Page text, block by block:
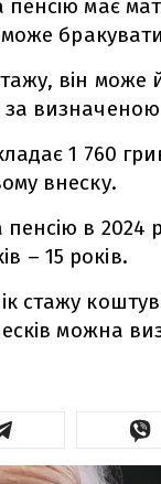
має
він може
визначеною
1 760
внеску.
в 2024
– 15 років.
стажу
можна